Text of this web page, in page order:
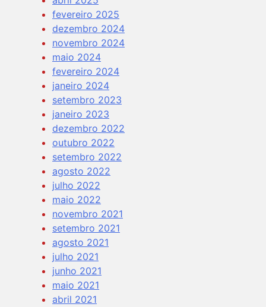
fevereiro 2025
dezembro 2024
novembro 2024
maio 2024
fevereiro 2024
janeiro 2024
setembro 2023
janeiro 2023
dezembro 2022
outubro 2022
setembro 2022
agosto 2022
julho 2022
maio 2022
novembro 2021
setembro 2021
agosto 2021
julho 2021
junho 2021
maio 2021
abril 2021